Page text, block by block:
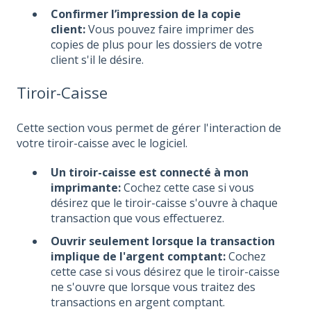
Confirmer l’impression de la copie
client:Vous pouvez faire imprimer des
copies de plus pour les dossiers de votre
client s'il le désire.
Tiroir-Caisse
Cette section vous permet de gérer l'interaction de
votre tiroir-caisse avec le logiciel.
Un tiroir-caisse est connecté à mon
imprimante:Cochez cette case si vous
désirez que le tiroir-caisse s'ouvre à chaque
transaction que vous effectuerez.
Ouvrir seulement lorsque la transaction
implique de l'argent comptant:Cochez
cette case si vous désirez que le tiroir-caisse
ne s'ouvre que lorsque vous traitez des
transactions en argent comptant.